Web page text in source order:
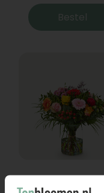
Bestel